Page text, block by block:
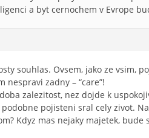
a byt cernochem v Evrope
souhlas. Ovsem, jako ze vsim,
zadny – “care”!
zalezitost, nez dojde k
pojisteni sral cely zivot.
Kdyz mas nejaky majetek,